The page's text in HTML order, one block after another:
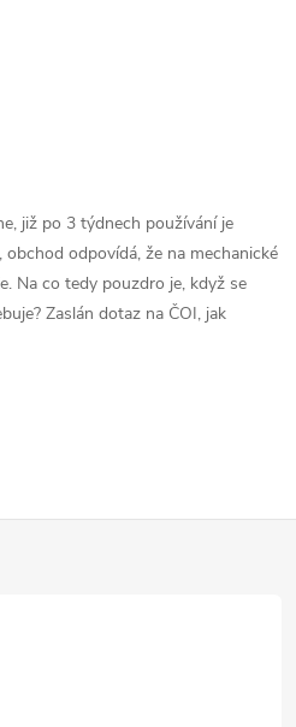
již po 3 týdnech používání je
obchod odpovídá, že na mechanické
Na co tedy pouzdro je, když se
Zaslán dotaz na ČOI, jak